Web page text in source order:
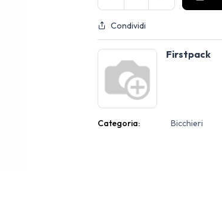
Condividi
Firstpack
Categoria: Bicchieri